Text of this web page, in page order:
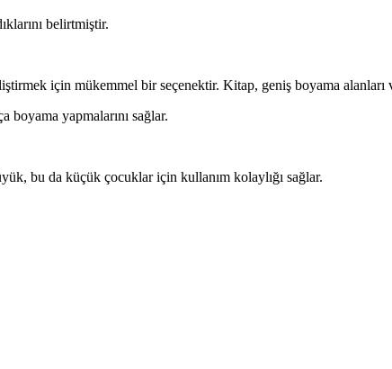
belirtmiştir.
için mükemmel bir seçenektir. Kitap, geniş boyama
yapmalarını sağlar.
bu da küçük çocuklar için kullanım kolaylığı sağlar.